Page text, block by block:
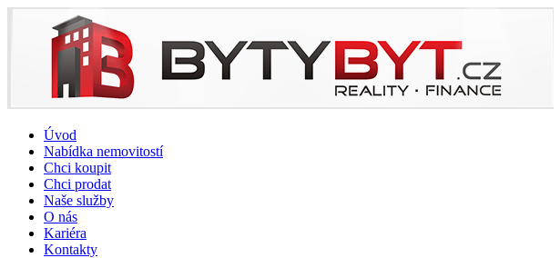
Úvod
Nabídka nemovitostí
Chci koupit
Chci prodat
Naše služby
O nás
Kariéra
Kontakty